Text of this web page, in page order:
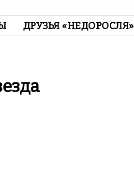
ДРУЗЬЯ «НЕДОРОСЛЯ»